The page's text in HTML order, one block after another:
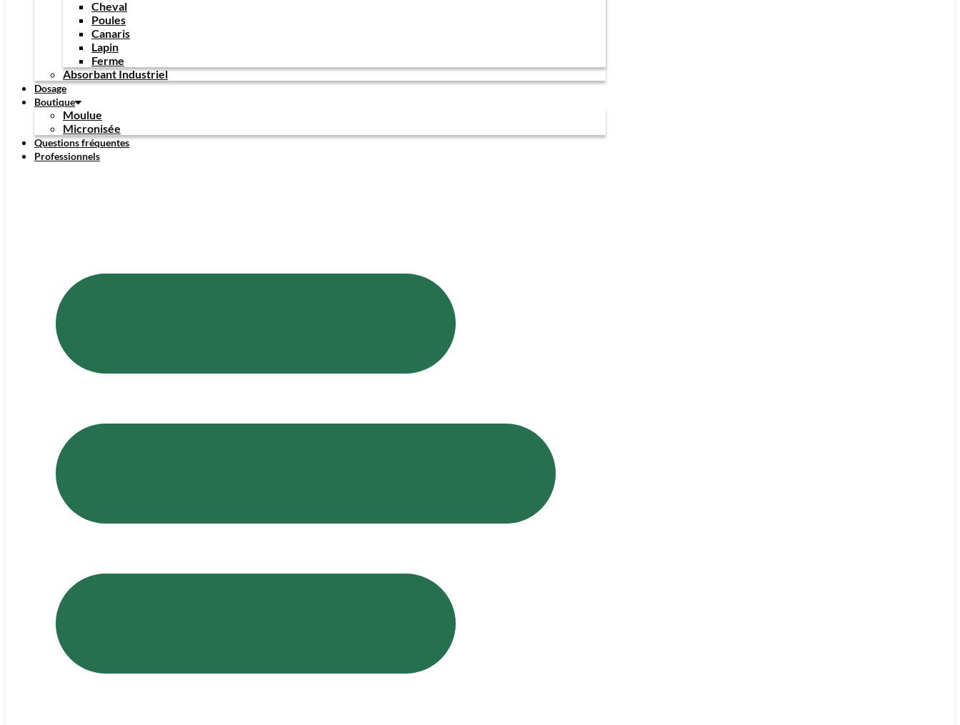
Cheval
Poules
Canaris
Lapin
Ferme
Absorbant Industriel
Dosage
Boutique
Moulue
Micronisée
Questions fréquentes
Professionnels